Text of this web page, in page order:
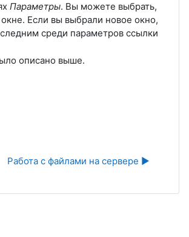
Параметры. Вы можете выбрать,
Если вы выбрали новое окно,
среди параметров ссылки
описано выше.
Работа с файлами на сервере ▶︎